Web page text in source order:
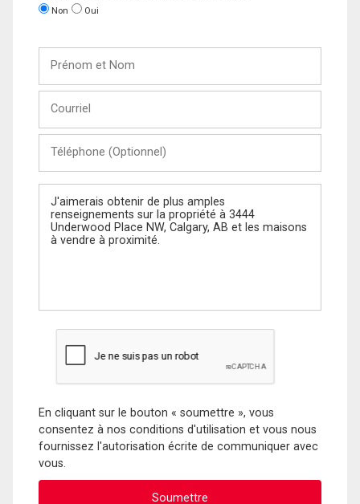
Non Oui
Nom
(Optionnel)
Message
En cliquant sur le bouton « soumettre », vous
consentez à nos conditions d'utilisation et vous nous
fournissez l'autorisation écrite de communiquer avec
vous.